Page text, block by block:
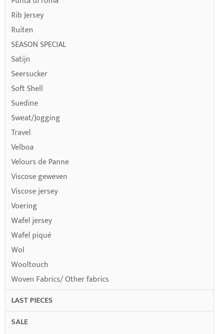
Rib Jersey
Ruiten
SEASON SPECIAL
Satijn
Seersucker
Soft Shell
Suedine
Sweat/Jogging
Travel
Velboa
Velours de Panne
Viscose geweven
Viscose jersey
Voering
Wafel jersey
Wafel piqué
Wol
Wooltouch
Woven Fabrics/ Other fabrics
LAST PIECES
SALE